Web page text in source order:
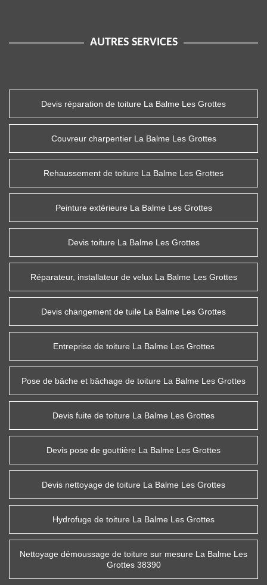
AUTRES SERVICES
Devis réparation de toiture La Balme Les Grottes
Couvreur charpentier La Balme Les Grottes
Rehaussement de toiture La Balme Les Grottes
Peinture extérieure La Balme Les Grottes
Devis toiture La Balme Les Grottes
Réparateur, installateur de velux La Balme Les Grottes
Devis changement de tuile La Balme Les Grottes
Entreprise de toiture La Balme Les Grottes
Pose de bâche et bâchage de toiture La Balme Les Grottes
Devis fuite de toiture La Balme Les Grottes
Devis pose de gouttière La Balme Les Grottes
Devis nettoyage de toiture La Balme Les Grottes
Hydrofuge de toiture La Balme Les Grottes
Nettoyage démoussage de toiture sur mesure La Balme Les
Grottes 38390